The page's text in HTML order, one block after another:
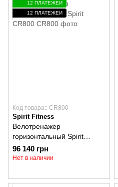
12 ПЛАТЕЖЕЙ
12 ПЛАТЕЖЕЙ
Код товара:: CR800
Spirit Fitness
Велотренажер
горизонтальный Spirit
CR800
96 140 грн
Нет в наличии